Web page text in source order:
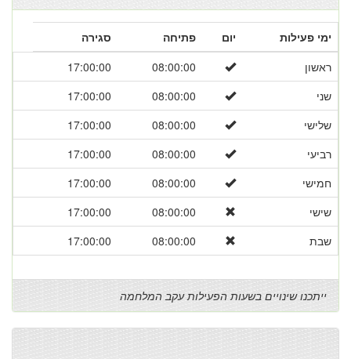
ימי פעילות יום פתיחה
סגירה
ראשון
08:00:00
17:00:00
שני
08:00:00
17:00:00
שלישי
08:00:00
17:00:00
רביעי
08:00:00
17:00:00
חמישי
08:00:00
17:00:00
שישי
08:00:00
17:00:00
שבת
08:00:00
17:00:00
ייתכנו שינויים בשעות הפעילות עקב המלחמה